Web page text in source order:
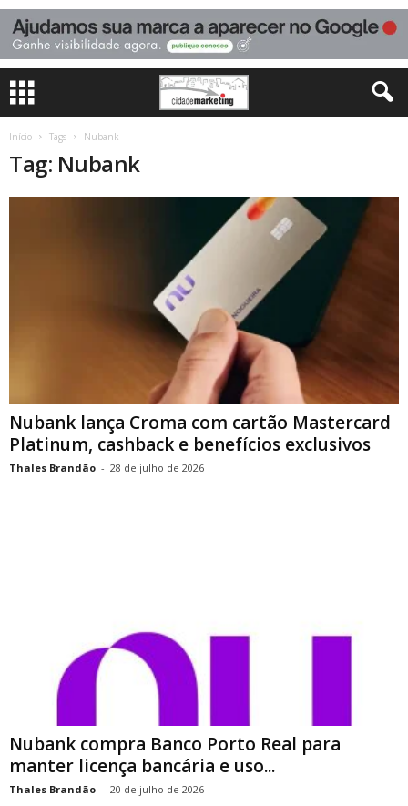
Início Tags Nubank
Tag: Nubank
Nubank lança Croma com cartão Mastercard
Platinum, cashback e benefícios exclusivos
Thales Brandão - 28 de julho de 2026
Nubank compra Banco Porto Real para
manter licença bancária e uso...
Thales Brandão - 20 de julho de 2026